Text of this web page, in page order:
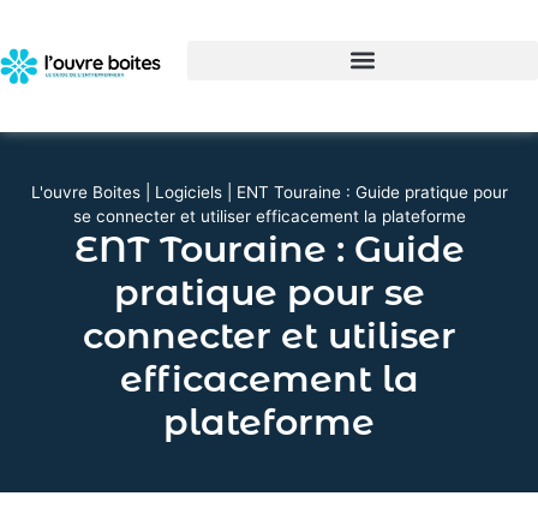
L'ouvre Boites| Logiciels| ENT Touraine : Guide pratique pour
se connecter et utiliser efficacement la plateforme
ENT Touraine : Guide
pratique pour se
connecter et utiliser
efficacement la
plateforme